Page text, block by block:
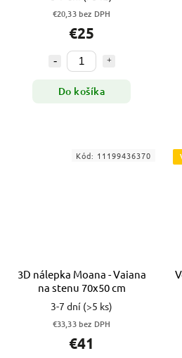
€20,33 bez DPH
€25
Do košíka
3D nálepka Moana - Vaiana
na stenu 70x50 cm
3-7 dní (>5 ks)
€33,33 bez DPH
€41
Kód: 11199436370